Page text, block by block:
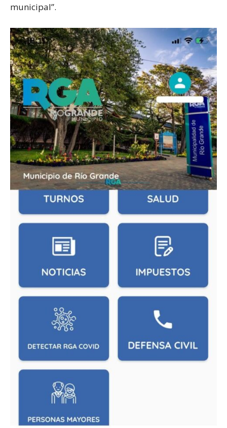
municipal”.